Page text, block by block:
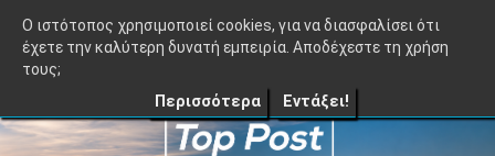
≡ TopPost.gr |
O ιστότοπος χρησιμοποιεί cookies, για να διασφαλίσει ότι
έχετε την καλύτερη δυνατή εμπειρία. Αποδέχεστε τη χρήση
τους;
Περισσότερα Εντάξει!